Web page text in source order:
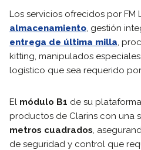
Los servicios ofrecidos por FM
almacenamiento, gestión
entrega de última milla,
kitting, manipulados
logístico que sea requerido
El módulo B1 de su
productos de Clarins con una
metros cuadrados,
de seguridad y control que